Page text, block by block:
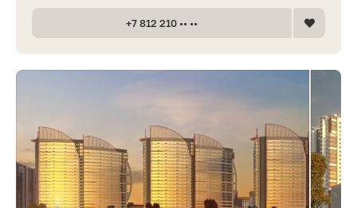
+7 812 210 •• ••